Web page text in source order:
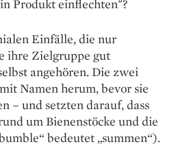
Produkt einflechten"?
Einfälle, die nur
ihre Zielgruppe gut
angehören. Die zwei
Namen herum, bevor sie
– und setzten darauf, dass
um Bienenstöcke und die
bedeutet „summen“).